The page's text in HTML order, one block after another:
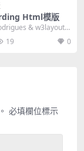
Html模版
& w3layouts,
19 0
必填欄位標示